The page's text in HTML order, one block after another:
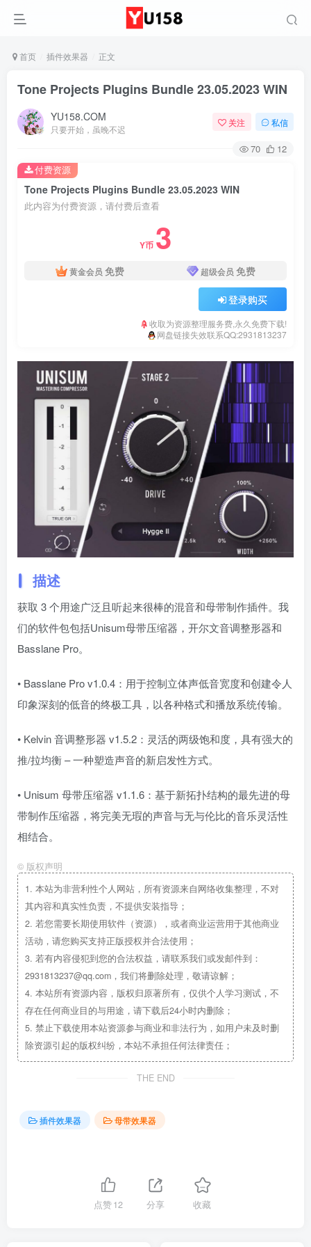
首页 插件效果器 正文
Tone Projects Plugins Bundle 23.05.2023 WIN
YU158.COM
只要开始，虽晚不迟
关注 私信
70 12
Tone Projects Plugins Bundle 23.05.2023 WIN
此内容为付费资源，请付费后查看
Y币 3
黄金会员 免费 超级会员 免费
登录购买
收取为资源整理服务费,永久免费下载!
网盘链接失效联系QQ:2931813237
付费资源
描述
获取 3 个用途广泛且听起来很棒的混音和母带制作插件。我
们的软件包包括Unisum母带压缩器，开尔文音调整形器和
Basslane Pro。
• Basslane Pro v1.0.4：用于控制立体声低音宽度和创建令人
印象深刻的低音的终极工具，以各种格式和播放系统传输。
• Kelvin 音调整形器 v1.5.2：灵活的两级饱和度，具有强大的
推/拉均衡 – 一种塑造声音的新启发性方式。
• Unisum 母带压缩器 v1.1.6：基于新拓扑结构的最先进的母
带制作压缩器，将完美无瑕的声音与无与伦比的音乐灵活性
相结合。
© 版权声明
1. 本站为非营利性个人网站，所有资源来自网络收集整理，不对
其内容和真实性负责，不提供安装指导；
2. 若您需要长期使用软件（资源），或者商业运营用于其他商业
活动，请您购买支持正版授权并合法使用；
3. 若有内容侵犯到您的合法权益，请联系我们或发邮件到：
2931813237@qq.com，我们将删除处理，敬请谅解；
4. 本站所有资源内容，版权归原著所有，仅供个人学习测试，不
存在任何商业目的与用途，请下载后24小时内删除；
5. 禁止下载使用本站资源参与商业和非法行为，如用户未及时删
除资源引起的版权纠纷，本站不承担任何法律责任；
THE END
插件效果器 母带效果器
点赞12 分享 收藏